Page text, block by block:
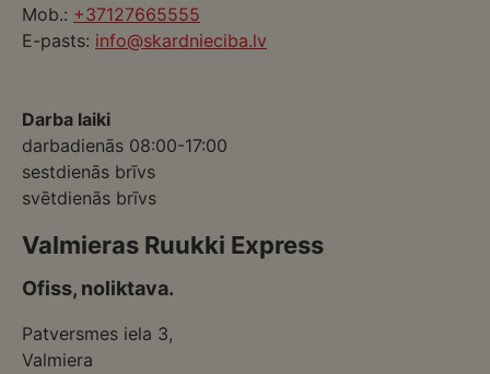
Mob.: +37127665555
E-pasts: info@skardnieciba.lv
Darba laiki
darbadienās 08:00-17:00
sestdienās brīvs
svētdienās brīvs
Valmieras Ruukki Express
Ofiss, noliktava.
Patversmes iela 3,
Valmiera